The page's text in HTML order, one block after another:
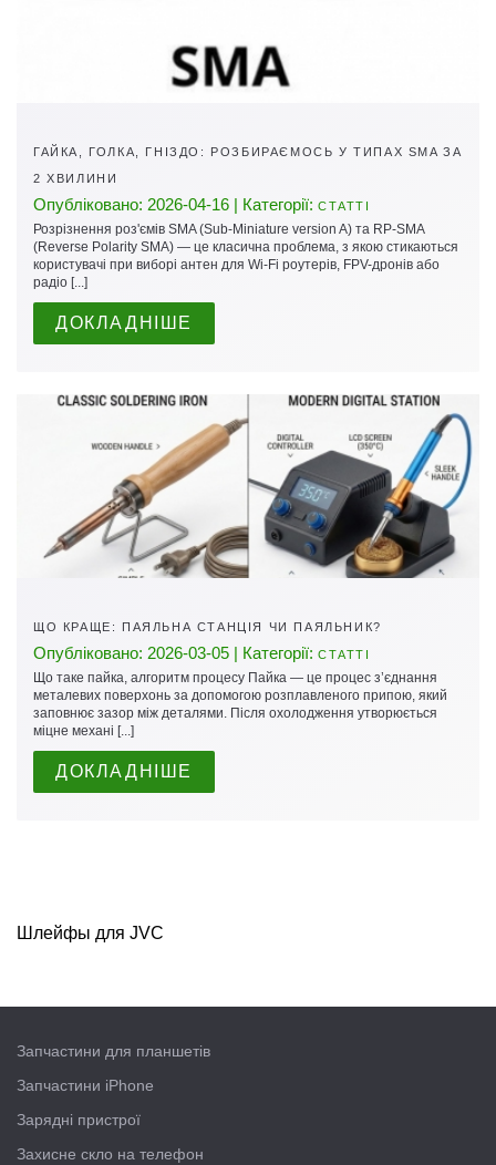
ГАЙКА, ГОЛКА, ГНІЗДО: РОЗБИРАЄМОСЬ У ТИПАХ SMA ЗА
2 ХВИЛИНИ
Опубліковано: 2026-04-16 | Категорії: СТАТТІ
Розрізнення роз'ємів SMA (Sub-Miniature version A) та RP-SMA
(Reverse Polarity SMA) — це класична проблема, з якою стикаються
користувачі при виборі антен для Wi-Fi роутерів, FPV-дронів або
радіо [...]
ДОКЛАДНІШЕ
ЩО КРАЩЕ: ПАЯЛЬНА СТАНЦІЯ ЧИ ПАЯЛЬНИК?
Опубліковано: 2026-03-05 | Категорії: СТАТТІ
Що таке пайка, алгоритм процесу Пайка — це процес з’єднання
металевих поверхонь за допомогою розплавленого припою, який
заповнює зазор між деталями. Після охолодження утворюється
міцне механі [...]
ДОКЛАДНІШЕ
Шлейфы для JVC
Запчастини для планшетів
Запчастини iPhone
Зарядні пристрої
Захисне скло на телефон